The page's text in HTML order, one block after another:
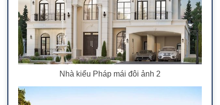
Nhà kiểu Pháp mái đôi ảnh 2